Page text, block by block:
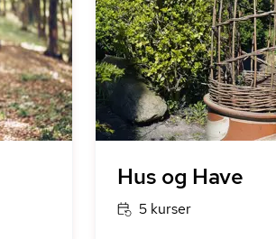
Hus og Have
5 kurser